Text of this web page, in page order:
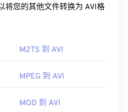
件？
是使用与操作系统兼容的
网进行了优化，但硬件播放器
将您的其他文件转换为 AVI格
M2TS 到 AVI
MPEG 到 AVI
MOD 到 AVI